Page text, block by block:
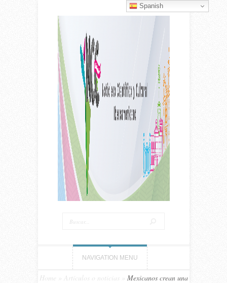
NAVIGATION MENU
Home Artículos o noticias
Mexicanos crean una
Spanish